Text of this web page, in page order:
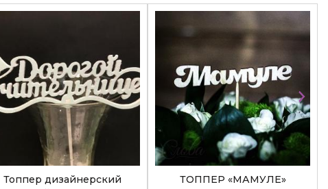
Топпер дизайнерский
ТОППЕР «МАМУЛЕ»